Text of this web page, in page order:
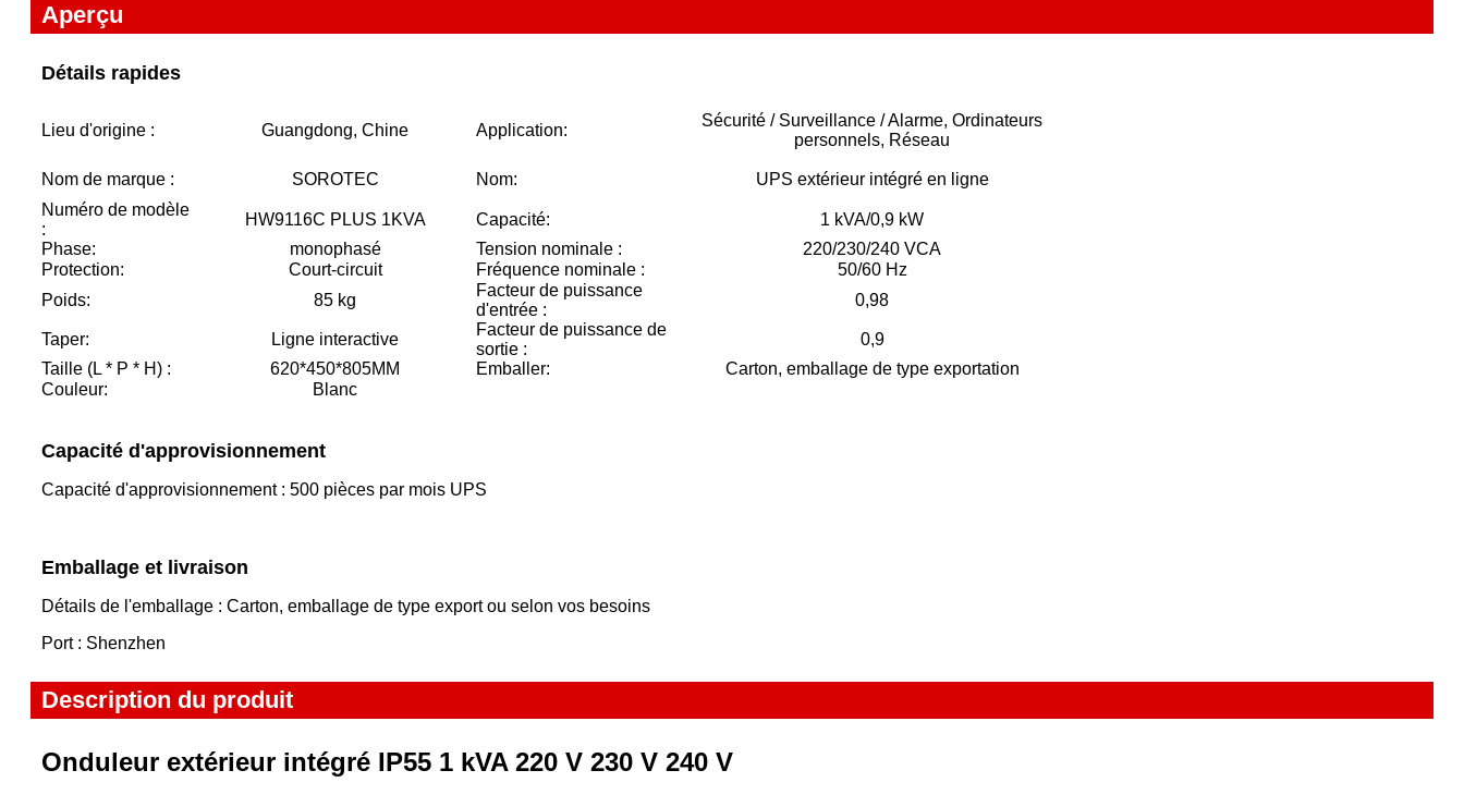
Aperçu
Détails rapides
Lieu d'origine : Guangdong, Chine Application:
Sécurité / Surveillance / Alarme, Ordinateurs
personnels, Réseau
Nom de marque : SOROTEC Nom:
UPS extérieur intégré en ligne
Numéro de modèle
:
HW9116C PLUS 1KVA Capacité:
1 kVA/0,9 kW
Phase:
monophasé Tension nominale :
220/230/240 VCA
Protection:
Court-circuit Fréquence nominale :
50/60 Hz
Poids:
85 kg
Facteur de puissance
d'entrée :
0,98
Taper: Ligne interactive
Facteur de puissance de
sortie :
0,9
Taille (L * P * H) :
620*450*805MM Emballer:
Carton, emballage de type exportation
Couleur:
Blanc
Capacité d'approvisionnement
Capacité d'approvisionnement : 500 pièces par mois UPS
Emballage et livraison
Détails de l'emballage : Carton, emballage de type export ou selon vos besoins
Port : Shenzhen
Description du produit
Onduleur extérieur intégré IP55 1 kVA 220 V 230 V 240 V